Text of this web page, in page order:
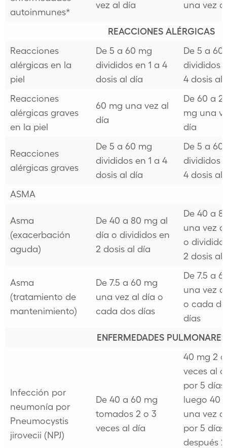
autoinmunes*
vez al día
una vez
REACCIONES ALÉRGICAS
Reacciones
alérgicas en la
piel
De 5 a 60 mg
divididos en 1 a 4
dosis al día
De 5 a 60
divididos
4 dosis al
Reacciones
alérgicas graves
en la piel
60 mg una vez al
día
De 60 a
mg una
día
Reacciones
alérgicas graves
De 5 a 60 mg
divididos en 1 a 4
dosis al día
De 5 a 60
divididos
4 dosis al
ASMA
Asma
(exacerbación
aguda)
De 40 a 80 mg al
día o divididos en
2 dosis al día
De 40 a
una vez
o
2 dosis al
Asma
(tratamiento de
mantenimiento)
De 7.5 a 60 mg
una vez al día o
cada dos días
De 7.5 a
una vez
o cada
días
ENFERMEDADES PULMONARES
Infección por
neumonía por
Pneumocystis
jirovecii (NPJ)
De 40 a 60 mg
tomados 2 o 3
veces al día
40 mg 2
veces al
por 5 días,
luego 40
una vez
por 5 días
después